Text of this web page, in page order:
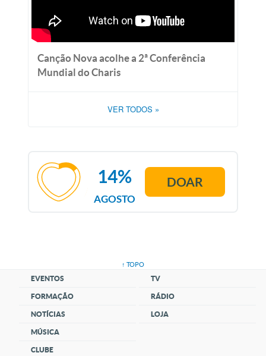
Canção Nova acolhe a 2ª Conferência
Mundial do Charis
VER TODOS »
AGOSTO
14% DOAR
↑ TOPO
EVENTOS
FORMAÇÃO
NOTÍCIAS
MÚSICA
CLUBE
TV
RÁDIO
LOJA